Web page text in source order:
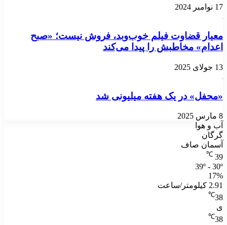
17 نوامبر 2024
معیار قضاوت فیلم خوب‌وبد، فروش نیست؛ «صبح
اعدام» مخاطبش را پیدا می‌کند
13 جولای 2025
«محفل» در یک هفته میلیونی شد
8 مارس 2025
آب و هوا
گرگان
آسمان صاف
39
℃
39º - 30º
17%
2.91 کیلومتر/ساعت
38
℃
ی
38
℃